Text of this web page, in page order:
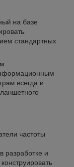
на базе
стандартных
всегда и
частоты
разработке и